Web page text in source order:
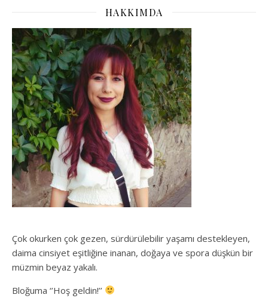
HAKKIMDA
Çok okurken çok gezen, sürdürülebilir yaşamı destekleyen,
daima cinsiyet eşitliğine inanan, doğaya ve spora düşkün bir
müzmin beyaz yakalı.
Bloğuma ‘’Hoş geldin!’’